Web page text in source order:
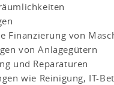
Finanzierung von
von Anlagegütern
und Reparaturen
wie Reinigung, IT-